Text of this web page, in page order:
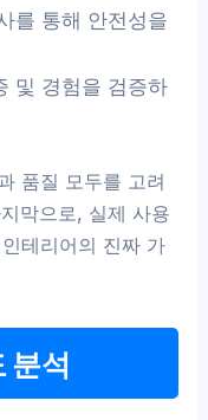
를 통해 안전성을
및 경험을 검증하
품질 모두를 고려
막으로, 실제 사용
테리어의 진짜 가
분석